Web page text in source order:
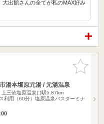
大出館さんの全てが私のMAX好み
お気に入
りに追加
湯本塩原元湯 / 元湯温泉
上三依塩原温泉口駅5.87km
利用（60分）塩原温泉バスターミナ